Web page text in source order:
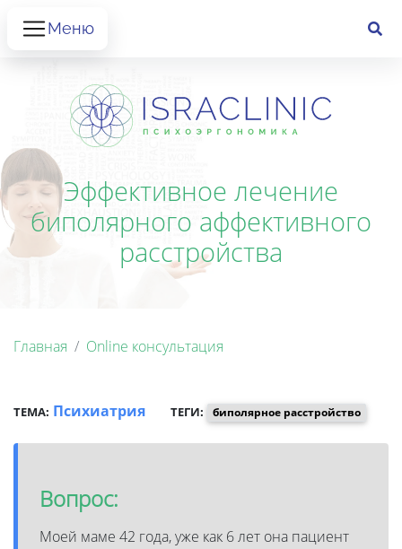
Меню
Эффективное лечение
биполярного аффективного
расстройства
Главная Online консультация
ТЕМА: Психиатрия ТЕГИ: биполярное расстройство
Вопрос:
Моей маме 42 года, уже как 6 лет она пациент